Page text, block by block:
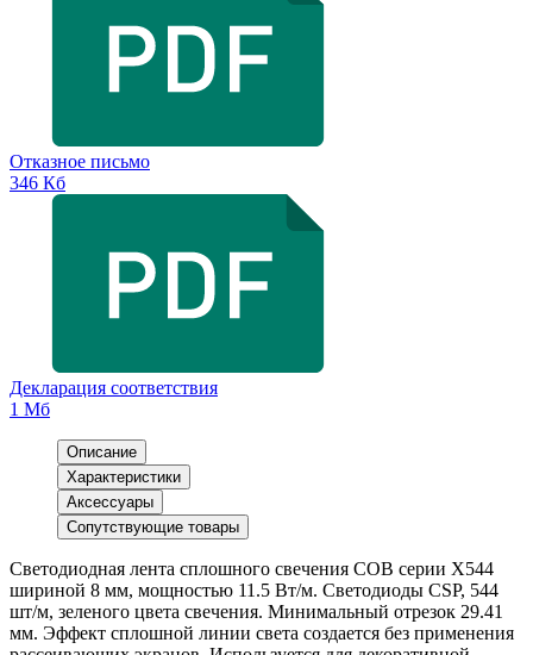
Отказное письмо
346 Кб
Декларация соответствия
1 Мб
Описание
Характеристики
Аксессуары
Сопутствующие товары
Светодиодная лента сплошного свечения COB серии X544
шириной 8 мм, мощностью 11.5 Вт/м. Светодиоды CSP, 544
шт/м, зеленого цвета свечения. Минимальный отрезок 29.41
мм. Эффект сплошной линии света создается без применения